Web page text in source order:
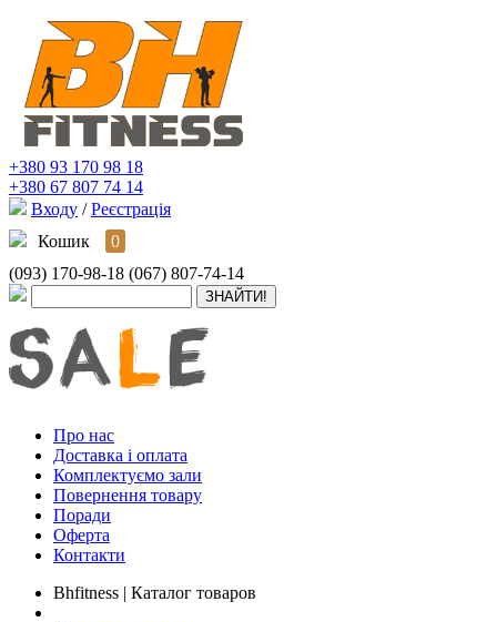
+380 93 170 98 18
+380 67 807 74 14
Входу / Реєстрація
Кошик
0
(093) 170-98-18 (067) 807-74-14
Про нас
Доставка і оплата
Комплектуємо зали
Повернення товару
Поради
Оферта
Контакти
Bhfitness | Каталог товаров